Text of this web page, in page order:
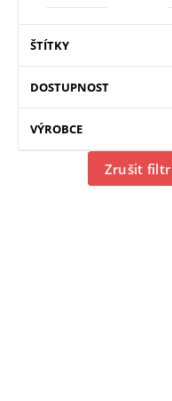
ŠTÍTKY
DOSTUPNOST
VÝROBCE
Zrušit filtr